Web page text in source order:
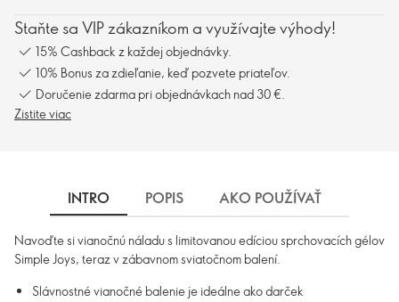
Staňte sa VIP zákazníkom a využívajte výhody!
15% Cashback z každej objednávky.
10% Bonus za zdieľanie, keď pozvete priateľov.
Doručenie zdarma pri objednávkach nad 30 €.
Zistite viac
INTRO POPIS AKO POUŽÍVAŤ
Navoďte si vianočnú náladu s limitovanou edíciou sprchovacích gélov
Simple Joys, teraz v zábavnom sviatočnom balení.
Slávnostné vianočné balenie je ideálne ako darček